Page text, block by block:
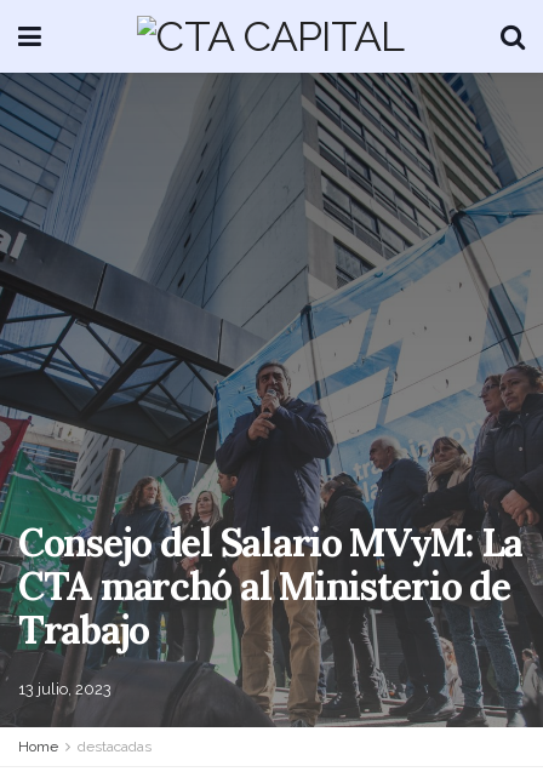
Consejo del Salario MVyM: La
CTA marchó al Ministerio de
Trabajo
13 julio, 2023
Home destacadas